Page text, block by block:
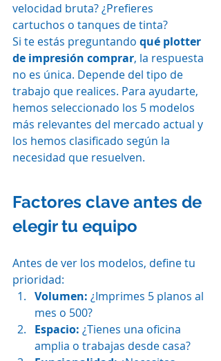
velocidad bruta? ¿Prefieres
cartuchos o tanques de tinta?
Si te estás preguntando qué plotter
de impresión comprar, la respuesta
no es única. Depende del tipo de
trabajo que realices. Para ayudarte,
hemos seleccionado los 5 modelos
más relevantes del mercado actual y
los hemos clasificado según la
necesidad que resuelven.
Factores clave antes de
elegir tu equipo
Antes de ver los modelos, define tu
prioridad:
Volumen: ¿Imprimes 5 planos al
mes o 500?
Espacio: ¿Tienes una oficina
amplia o trabajas desde casa?